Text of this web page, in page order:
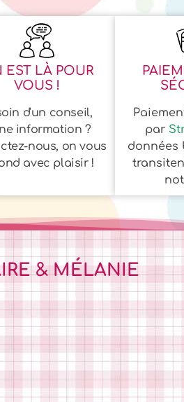
EST LÀ POUR
VOUS !
d'un conseil,
information ?
nous, on vous
avec plaisir !
par
données
& MÉLANIE